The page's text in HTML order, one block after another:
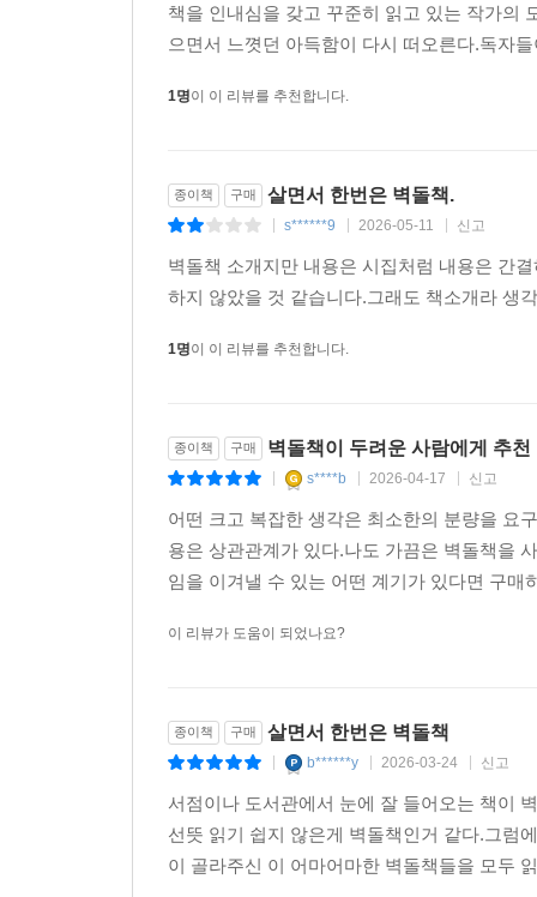
읽으면서 처칠의 고민에 함께 붙들려 마침내 그
이 책을 읽은 후 처칠을 높이 평가하게 됐을까?
낯설 수 있지만, 점점 더 몰입도와 감흥이 높아지는
정서적 충격은 거대해진다. 우리는 책 속 인물
저자는 강조한다. 오펜하이머, 레이먼드 카버
교활하고 조급한 인물이든 독서 후에는 그들을 단
책은 크고 복잡한 생각을 담고 있진 않더라도 벽
벽돌책 읽기는 자칫 억지로 읽어야 한다는 의무
독서 방법이다. 하지만 지루해서 책장이 안 넘어
둘째, 어떤 사안을 다 이해하지 못한 채로 파고
누군가는 이미 이 책을 써냈다는 점에서 고개가
벽돌책 6권을 소개한다.
책을 인내심을 갖고 꾸준히 읽고 있는 작가의
으면서 느꼇던 아득함이 다시 떠오른다.독자
1명이 이 리뷰를 추천합니다.
종이책 구매 살면서 한번은 벽돌책.
s******9 2026-05-11 신고
벽돌책 소개지만 내용은 시집처럼 내용은 간
하지 않았을 것 같습니다.그래도 책소개라 생
1명이 이 리뷰를 추천합니다.
종이책 구매 벽돌책이 두려운 사람에게 추천
s****b 2026-04-17 신고
어떤 크고 복잡한 생각은 최소한의 분량을 요
용은 상관관계가 있다.나도 가끔은 벽돌책을
임을 이겨낼 수 있는 어떤 계기가 있다면 구
이 리뷰가 도움이 되었나요?
종이책 구매 살면서 한번은 벽돌책
b******y 2026-03-24 신고
서점이나 도서관에서 눈에 잘 들어오는 책이
선뜻 읽기 쉽지 않은게 벽돌책인거 같다.그럼
이 골라주신 이 어마어마한 벽돌책들을 모두